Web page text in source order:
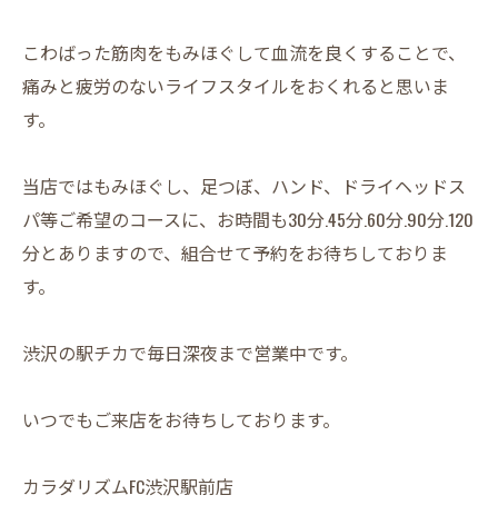
こわばった筋肉をもみほぐして血流を良くすることで、
痛みと疲労のないライフスタイルをおくれると思いま
す。
当店ではもみほぐし、足つぼ、ハンド、ドライヘッドス
パ等ご希望のコースに、お時間も30分.45分.60分.90分.120
分とありますので、組合せて予約をお待ちしておりま
す。
渋沢の駅チカで毎日深夜まで営業中です。
いつでもご来店をお待ちしております。
カラダリズムFC渋沢駅前店